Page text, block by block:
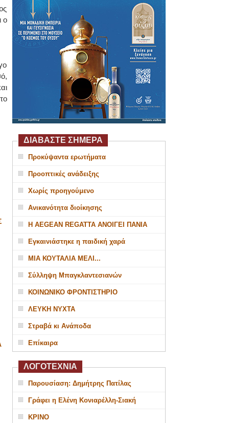
ο
ΔΙΑΒΑΣΤΕ ΣΗΜΕΡΑ
Προκύψαντα ερωτήματα
Προοπτικές ανάδειξης
Χωρίς προηγούμενο
Ανικανότητα διοίκησης
Η AEGEAN REGATTA ΑΝΟΙΓΕΙ ΠΑΝΙΑ
Εγκαινιάστηκε η παιδική χαρά
ΜΙΑ ΚΟΥΤΑΛΙΑ ΜΕΛΙ...
Σύλληψη Μπαγκλαντεσιανών
ΚΟΙΝΩΝΙΚΟ ΦΡΟΝΤΙΣΤΗΡΙΟ
ΛΕΥΚΗ ΝΥΧΤΑ
Στραβά κι Ανάποδα
Επίκαιρα
ΛΟΓΟΤΕΧΝΙΑ
Παρουσίαση: Δημήτρης Πατίλας
Γράφει η Ελένη Κονιαρέλλη-Σιακή
ΚΡΙΝΟ